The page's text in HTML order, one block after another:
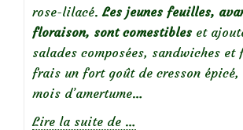
rose-lilacé.Les jeunes feuilles,
floraison, sont comestibles et
salades composées, sandwiches et
frais un fort goût de cresson épicé,
mois d’amertume…
Lire la suite de …